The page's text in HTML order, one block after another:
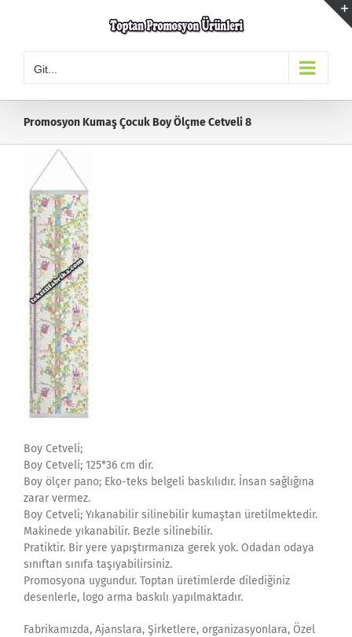
Git...
Promosyon Kumaş Çocuk Boy Ölçme Cetveli 8
Boy Cetveli;
Boy Cetveli; 125*36 cm dir.
Boy ölçer pano; Eko-teks belgeli baskılıdır. İnsan sağlığına
zarar vermez.
Boy Cetveli; Yıkanabilir silinebilir kumaştan üretilmektedir.
Makinede yıkanabilir. Bezle silinebilir.
Pratiktir. Bir yere yapıştırmanıza gerek yok. Odadan odaya
sınıftan sınıfa taşıyabilirsiniz.
Promosyona uygundur. Toptan üretimlerde dilediğiniz
desenlerle, logo arma baskılı yapılmaktadır.
Fabrikamızda, Ajanslara, Şirketlere, organizasyonlara, Özel